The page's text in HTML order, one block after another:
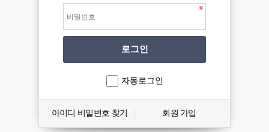
자동로그인
아이디 비밀번호 찾기 회원 가입